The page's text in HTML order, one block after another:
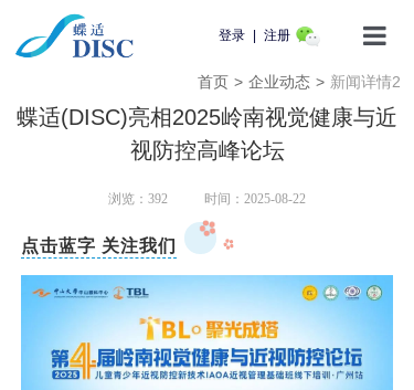
首页
登录 注册
蝶适(DISC)亮相2025岭南视觉健康与近
视防控高峰论坛
浏览： 392 时间：2025-08-22
点击蓝字 关注我们
首页 > 企业动态 > 新闻详情2